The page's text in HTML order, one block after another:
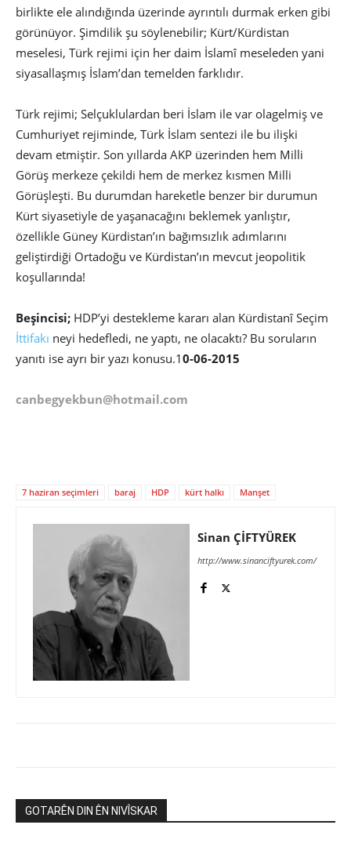
birlikte ele alındığında üzerinde ayrıntılı durmak erken gibi
görünüyor. Şimdilik şu söylenebilir; Kürt/Kürdistan
meselesi, Türk rejimi için her daim İslamî meseleden yani
siyasallaşmış İslam’dan temelden farklıdır.
Türk rejimi; Selçuklulardan beri İslam ile var olagelmiş ve
Cumhuriyet rejiminde, Türk İslam sentezi ile bu ilişki
devam etmiştir. Son yıllarda AKP üzerinden hem Milli
Görüş merkeze çekildi hem de merkez kısmen Milli
Görüşleşti. Bu durumdan hareketle benzer bir durumun
Kürt siyasetiyle de yaşanacağını beklemek yanlıştır,
özellikle Güney Kürdistan’ın bağımsızlık adımlarını
geliştirdiği Ortadoğu ve Kürdistan’ın mevcut jeopolitik
koşullarında!
Beşincisi; HDP’yi destekleme kararı alan Kürdistanî Seçim
İttifakı neyi hedefledi, ne yaptı, ne olacaktı? Bu soruların
yanıtı ise ayrı bir yazı konusu.10-06-2015
canbegyekbun@hotmail.com
7 haziran seçimleri baraj HDP kürt halkı Manşet
Sinan ÇİFTYÜREK
http://www.sinanciftyurek.com/
GOTARÊN DIN ÊN NIVÎSKAR